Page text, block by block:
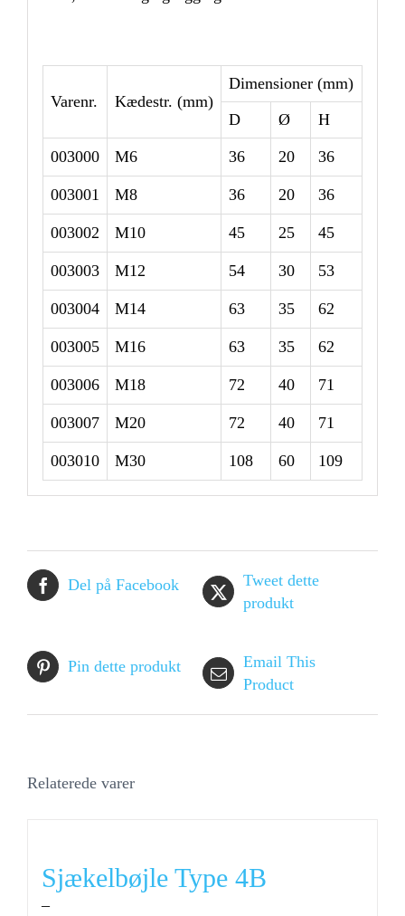
Varenr. Kædestr. (mm)
Dimensioner (mm)
D
Ø H
003000 M6 36 20 36
003001 M8 36 20 36
003002 M10 45 25 45
003003 M12 54 30 53
003004 M14 63 35 62
003005 M16 63 35 62
003006 M18 72 40 71
003007 M20 72 40 71
003010 M30 108 60 109
Del på Facebook
Tweet dette
produkt
Pin dette produkt
Email This
Product
Relaterede varer
Sjækelbøjle Type 4B
–